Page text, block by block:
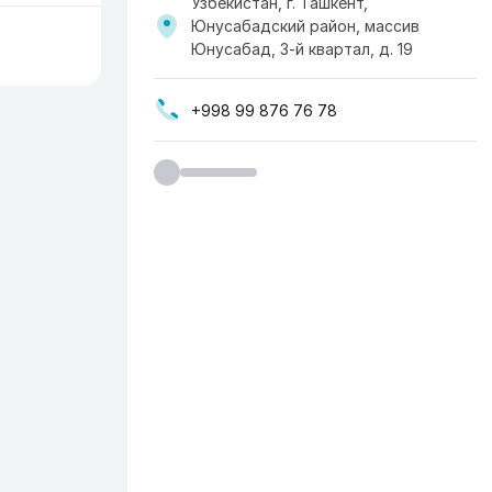
Юнусабадский район, массив
Юнусабад, 3-й квартал, д. 19
+998 99 876 76 78